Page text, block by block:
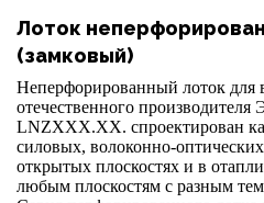
Лоток
(замковый)
Неперфорированный лоток для
отечественного производителя
LNZХХХ.ХХ. спроектирован
силовых, волоконно-
открытых плоскостях и в
любым плоскостям с разным